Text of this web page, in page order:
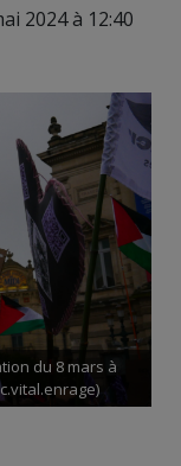
2024 à 12:40
du 8 mars à